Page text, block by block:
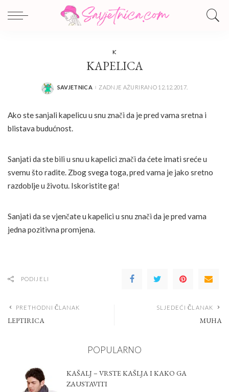
K
KAPELICA
POSTED
SAVJETNICA ZADNJE AŽURIRANO 12.12.2017.
Ako ste sanjali kapelicu u snu znači da je pred vama sretna i
blistava budućnost.
Sanjati da ste bili u snu u kapelici znači da ćete imati sreće u
svemu što radite. Zbog svega toga, pred vama je jako sretno
razdoblje u životu. Iskoristite ga!
Sanjati da se vjenčate u kapelici u snu znači da je pred vama
jedna pozitivna promjena.
PODIJELI
PRETHODNI ČLANAK
LEPTIRICA
SLJEDEĆI ČLANAK
MUHA
POPULARNO
KAŠALJ – VRSTE KAŠLJA I KAKO GA
ZAUSTAVITI